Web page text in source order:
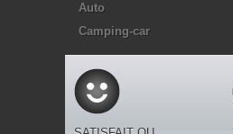
Auto
Camping-car